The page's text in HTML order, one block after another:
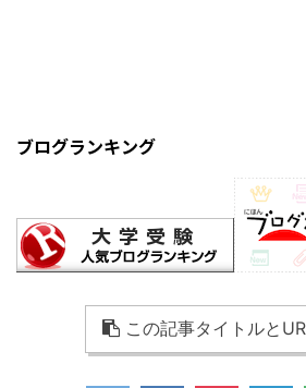
ブログランキング
この記事タイトルと